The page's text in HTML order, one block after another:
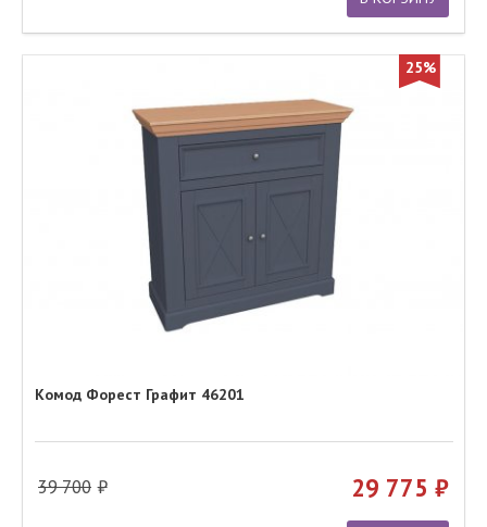
25%
Комод Форест Графит 46201
39 700 29 775